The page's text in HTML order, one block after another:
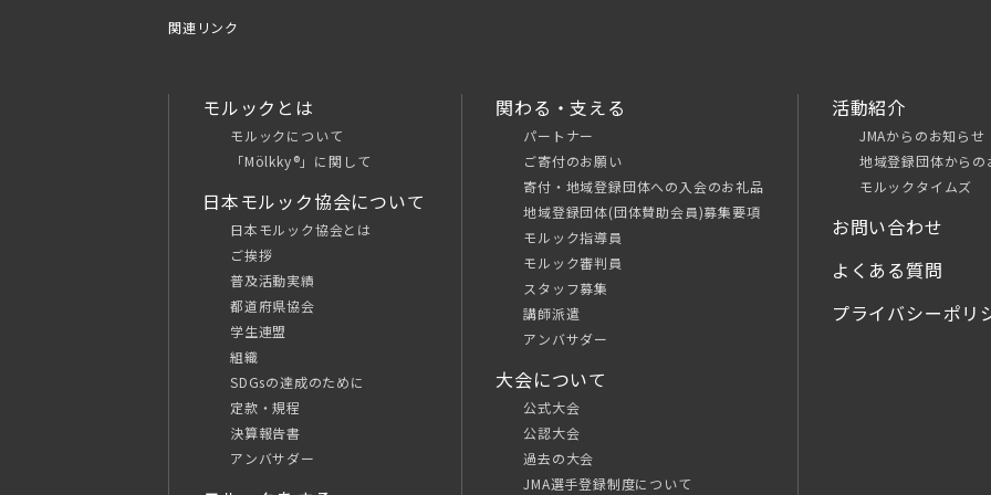
関連リンク
モルックとは
モルックについて
「Mölkky®」に関して
日本モルック協会について
日本モルック協会とは
ご挨拶
普及活動実績
都道府県協会
学生連盟
組織
SDGsの達成のために
定款・規程
決算報告書
アンバサダー
関わる・支える
パートナー
ご寄付のお願い
寄付・地域登録団体への入会のお礼品
地域登録団体(団体賛助会員)募集要項
モルック指導員
モルック審判員
スタッフ募集
講師派遣
アンバサダー
大会について
公式大会
公認大会
過去の大会
JMA選手登録制度について
活動紹介
JMAからのお知らせ
地域登録団体からの
モルックタイムズ
お問い合わせ
よくある質問
プライバシーポリ